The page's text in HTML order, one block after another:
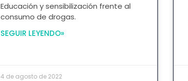
Educación y sensibilización frente al
consumo de drogas.
SEGUIR LEYENDO»
4 de agosto de 2022